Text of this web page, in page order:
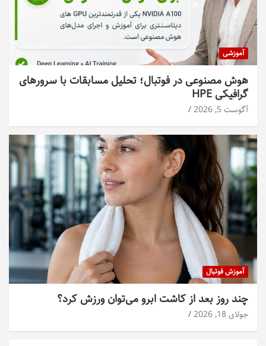
آموزشی
هوش مصنوعی در فوتبال؛ تحلیل مسابقات با سرورهای
گرافیکی HPE
آگوست 5, 2026
آموزش فوتبال
چند روز بعد از کاشت ابرو می‌توان ورزش کرد؟
جولای 18, 2026